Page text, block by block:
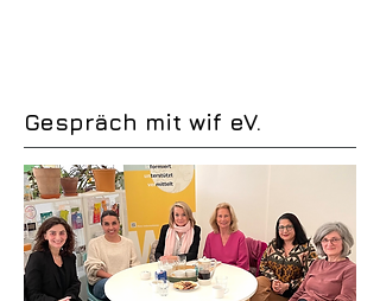
Gespräch mit wif eV.